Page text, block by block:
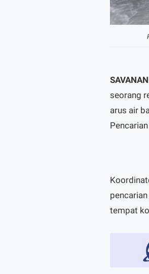
seorang
arus air
tempat